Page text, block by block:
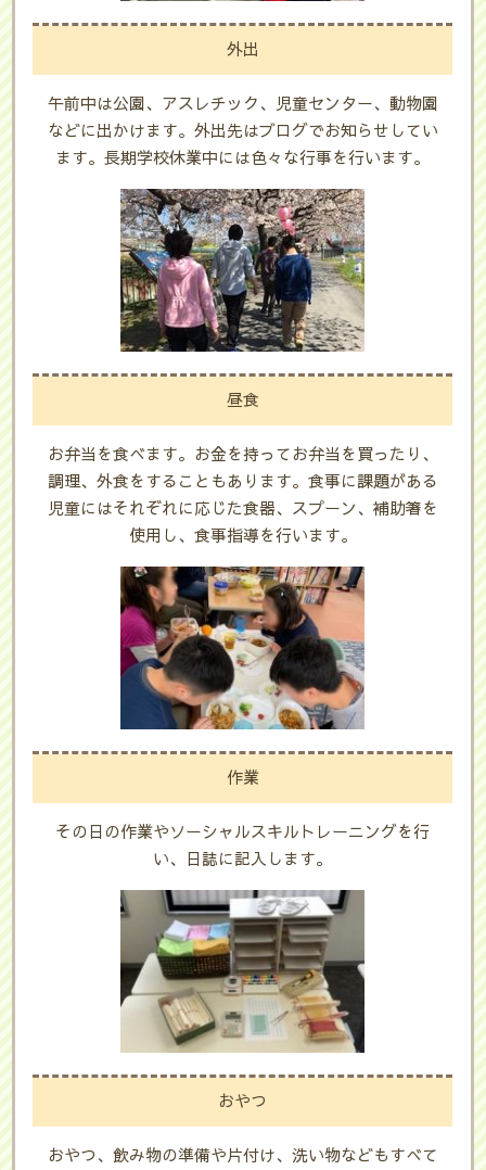
外出
午前中は公園、アスレチック、児童センター、動物園
などに出かけます。外出先はブログでお知らせしてい
ます。長期学校休業中には色々な行事を行います。
昼食
お弁当を食べます。お金を持ってお弁当を買ったり、
調理、外食をすることもあります。食事に課題がある
児童にはそれぞれに応じた食器、スプーン、補助箸を
使用し、食事指導を行います。
作業
その日の作業やソーシャルスキルトレーニングを行
い、日誌に記入します。
おやつ
おやつ、飲み物の準備や片付け、洗い物などもすべて